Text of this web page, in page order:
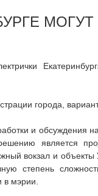
города,
и обсуждения
является
вокзал и
степень
мэрии.